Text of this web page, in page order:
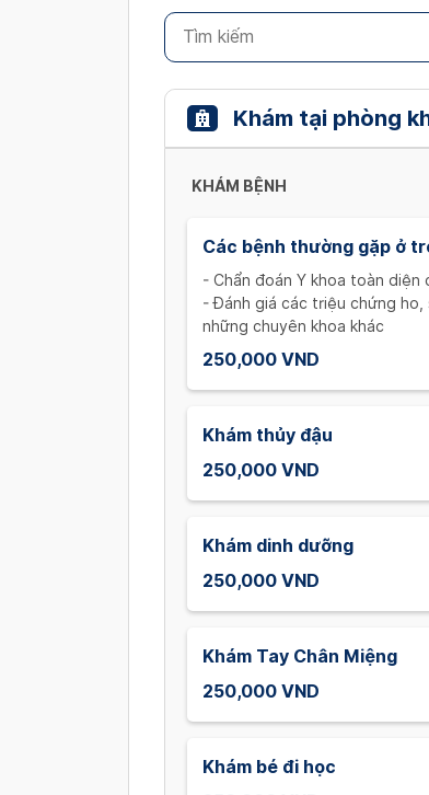
Khám tại phòng
KHÁM BỆNH
Các bệnh thường gặp ở
- Chẩn đoán Y khoa toàn
- Đánh giá các triệu chứng
những chuyên khoa khác
250,000 VND
Khám thủy đậu
250,000 VND
Khám dinh dưỡng
250,000 VND
Khám Tay Chân Miệng
250,000 VND
Khám bé đi học